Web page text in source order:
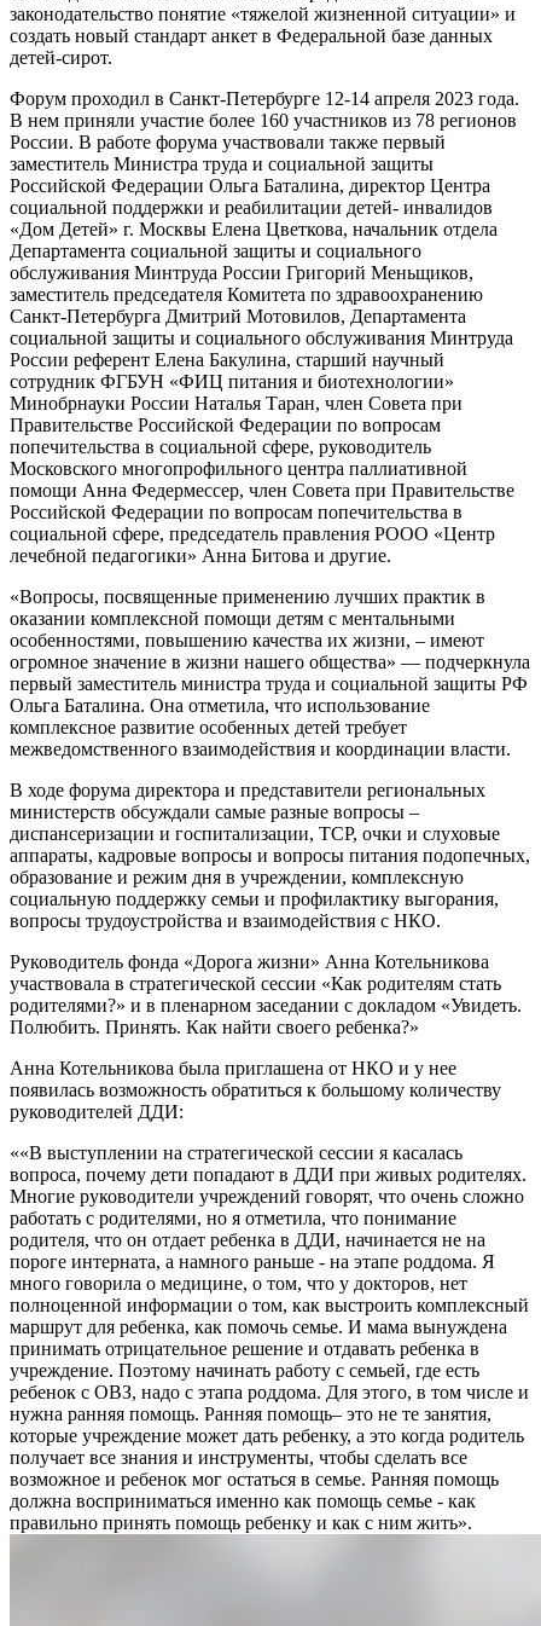
законодательство понятие «тяжелой жизненной ситуации» и
создать новый стандарт анкет в Федеральной базе данных
детей-сирот.
Форум проходил в Санкт-Петербурге 12-14 апреля 2023 года.
В нем приняли участие более 160 участников из 78 регионов
России. В работе форума участвовали также первый
заместитель Министра труда и социальной защиты
Российской Федерации Ольга Баталина, директор Центра
социальной поддержки и реабилитации детей- инвалидов
«Дом Детей» г. Москвы Елена Цветкова, начальник отдела
Департамента социальной защиты и социального
обслуживания Минтруда России Григорий Меньщиков,
заместитель председателя Комитета по здравоохранению
Санкт-Петербурга Дмитрий Мотовилов, Департамента
социальной защиты и социального обслуживания Минтруда
России референт Елена Бакулина, старший научный
сотрудник ФГБУН «ФИЦ питания и биотехнологии»
Минобрнауки России Наталья Таран, член Совета при
Правительстве Российской Федерации по вопросам
попечительства в социальной сфере, руководитель
Московского многопрофильного центра паллиативной
помощи Анна Федермессер, член Совета при Правительстве
Российской Федерации по вопросам попечительства в
социальной сфере, председатель правления РООО «Центр
лечебной педагогики» Анна Битова и другие.
«Вопросы, посвященные применению лучших практик в
оказании комплексной помощи детям с ментальными
особенностями, повышению качества их жизни, – имеют
огромное значение в жизни нашего общества» — подчеркнула
первый заместитель министра труда и социальной защиты РФ
Ольга Баталина. Она отметила, что использование
комплексное развитие особенных детей требует
межведомственного взаимодействия и координации власти.
В ходе форума директора и представители региональных
министерств обсуждали самые разные вопросы –
диспансеризации и госпитализации, ТСР, очки и слуховые
аппараты, кадровые вопросы и вопросы питания подопечных,
образование и режим дня в учреждении, комплексную
социальную поддержку семьи и профилактику выгорания,
вопросы трудоустройства и взаимодействия с НКО.
Руководитель фонда «Дорога жизни» Анна Котельникова
участвовала в стратегической сессии «Как родителям стать
родителями?» и в пленарном заседании с докладом «Увидеть.
Полюбить. Принять. Как найти своего ребенка?»
Анна Котельникова была приглашена от НКО и у нее
появилась возможность обратиться к большому количеству
руководителей ДДИ:
««В выступлении на стратегической сессии я касалась
вопроса, почему дети попадают в ДДИ при живых родителях.
Многие руководители учреждений говорят, что очень сложно
работать с родителями, но я отметила, что понимание
родителя, что он отдает ребенка в ДДИ, начинается не на
пороге интерната, а намного раньше - на этапе роддома. Я
много говорила о медицине, о том, что у докторов, нет
полноценной информации о том, как выстроить комплексный
маршрут для ребенка, как помочь семье. И мама вынуждена
принимать отрицательное решение и отдавать ребенка в
учреждение. Поэтому начинать работу с семьей, где есть
ребенок с ОВЗ, надо с этапа роддома. Для этого, в том числе и
нужна ранняя помощь. Ранняя помощь– это не те занятия,
которые учреждение может дать ребенку, а это когда родитель
получает все знания и инструменты, чтобы сделать все
возможное и ребенок мог остаться в семье. Ранняя помощь
должна восприниматься именно как помощь семье - как
правильно принять помощь ребенку и как с ним жить».